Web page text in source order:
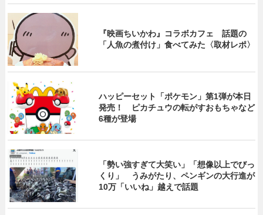
『映画ちいかわ』コラボカフェ 話題の
「人魚の煮付け」食べてみた〈取材レポ〉
ハッピーセット「ポケモン」第1弾が本日
発売！ ピカチュウの転がすおもちゃなど
6種が登場
「勢い強すぎて大笑い」「想像以上でびっ
くり」 うみがたり、ペンギンの大行進が
10万「いいね」越えで話題